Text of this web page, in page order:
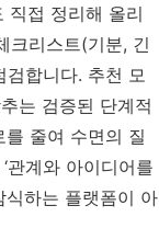
직접 정리해 올리
리스트(기분, 긴
검합니다. 추천 모
는 검증된 단계적
를 줄여 수면의 질
관계와 아이디어를
식하는 플랫폼이 아